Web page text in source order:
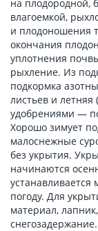
на плодородной,
влагоемкой,
и плодоношения
окончания
уплотнения
рыхление. Из
подкормка
листьев и
удобрениями —
Хорошо зимует
малоснежные
без укрытия.
начинаются
устанавливается
погоду. Для
материал,
снегозадержание.